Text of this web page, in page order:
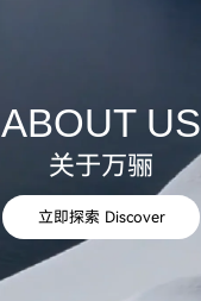
ABOUT US
关于万骊
立即探索 Discover